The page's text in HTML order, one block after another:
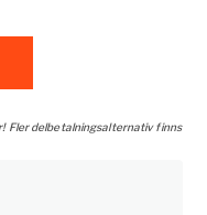
Fler delbetalningsalternativ finns